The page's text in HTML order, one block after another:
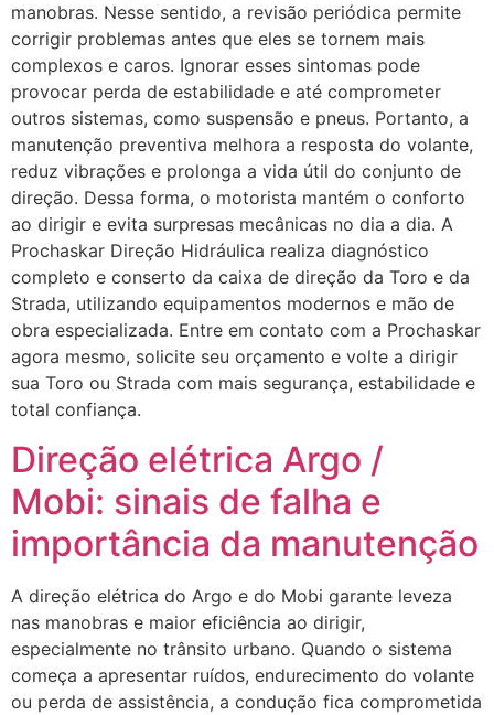
manobras. Nesse sentido, a revisão periódica permite
corrigir problemas antes que eles se tornem mais
complexos e caros. Ignorar esses sintomas pode
provocar perda de estabilidade e até comprometer
outros sistemas, como suspensão e pneus. Portanto, a
manutenção preventiva melhora a resposta do volante,
reduz vibrações e prolonga a vida útil do conjunto de
direção. Dessa forma, o motorista mantém o conforto
ao dirigir e evita surpresas mecânicas no dia a dia. A
Prochaskar Direção Hidráulica realiza diagnóstico
completo e conserto da caixa de direção da Toro e da
Strada, utilizando equipamentos modernos e mão de
obra especializada. Entre em contato com a Prochaskar
agora mesmo, solicite seu orçamento e volte a dirigir
sua Toro ou Strada com mais segurança, estabilidade e
total confiança.
Direção elétrica Argo /
Mobi: sinais de falha e
importância da manutenção
A direção elétrica do Argo e do Mobi garante leveza
nas manobras e maior eficiência ao dirigir,
especialmente no trânsito urbano. Quando o sistema
começa a apresentar ruídos, endurecimento do volante
ou perda de assistência, a condução fica comprometida